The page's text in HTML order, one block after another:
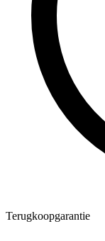
Terugkoopgarantie